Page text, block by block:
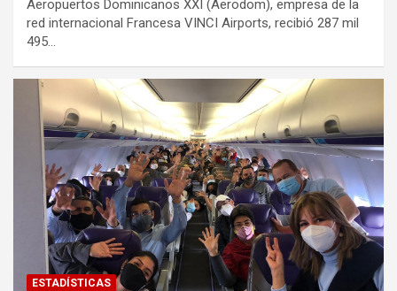
Aeropuertos Dominicanos XXI (Aerodom), empresa de la
red internacional Francesa VINCI Airports, recibió 287 mil
495…
ESTADÍSTICAS